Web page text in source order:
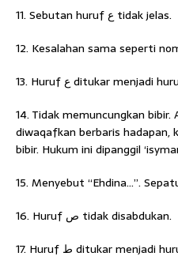
11. Sebutan huruf ﻉ tidak jelas.
12. Kesalahan sama seperti
14. Tidak memuncungkan
diwaqafkan berbaris hadapan,
bibir. Hukum ini dipanggil
15. Menyebut “Ehdina…”.
16. Huruf ﺹ tidak disabdukan.